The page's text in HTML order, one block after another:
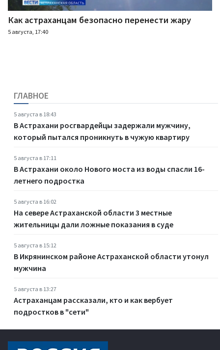
Как астраханцам безопасно перенести жару
5 августа, 17:40
ГЛАВНОЕ
5 августа в 18:43
В Астрахани росгвардейцы задержали мужчину,
который пытался проникнуть в чужую квартиру
5 августа в 17:11
В Астрахани около Нового моста из воды спасли 16-
летнего подростка
5 августа в 16:02
На севере Астраханской области 3 местные
жительницы дали ложные показания в суде
5 августа в 15:12
В Икрянинском районе Астраханской области утонул
мужчина
5 августа в 13:27
Астраханцам рассказали, кто и как вербует
подростков в "сети"